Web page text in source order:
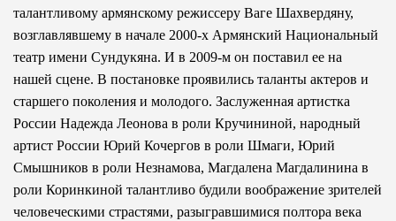
талантливому армянскому режиссеру Ваге Шахвердяну,
возглавлявшему в начале 2000-х Армянский Национальный
театр имени Сундукяна. И в 2009-м он поставил ее на
нашей сцене. В постановке проявились таланты актеров и
старшего поколения и молодого. Заслуженная артистка
России Надежда Леонова в роли Кручининой, народный
артист России Юрий Кочергов в роли Шмаги, Юрий
Смышников в роли Незнамова, Магдалена Магдалинина в
роли Коринкиной талантливо будили воображение зрителей
человеческими страстями, разыгравшимися полтора века